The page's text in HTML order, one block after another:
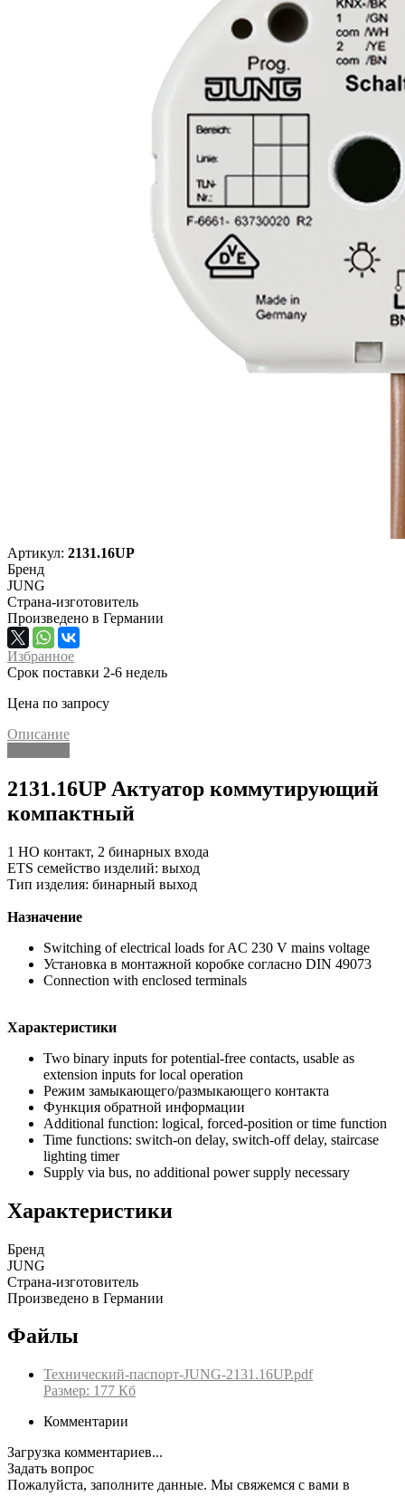
Артикул: 2131.16UP
Бренд
JUNG
Страна-изготовитель
Произведено в Германии
Избранное
Срок поставки 2-6 недель
Цена по запросу
Описание
2131.16UP Актуатор коммутирующий
компактный
1 НО контакт, 2 бинарных входа
ETS семейство изделий: выход
Тип изделия: бинарный выход
Назначение
Switching of electrical loads for AC 230 V mains voltage
Установка в монтажной коробке согласно DIN 49073
Connection with enclosed terminals
Характеристики
Two binary inputs for potential-free contacts, usable as
extension inputs for local operation
Режим замыкающего/размыкающего контакта
Функция обратной информации
Additional function: logical, forced-position or time function
Time functions: switch-on delay, switch-off delay, staircase
lighting timer
Supply via bus, no additional power supply necessary
Характеристики
Бренд
JUNG
Страна-изготовитель
Произведено в Германии
Файлы
Технический-паспорт-JUNG-2131.16UP.pdf
Размер: 177 Кб
Комментарии
Загрузка комментариев...
Задать вопрос
Пожалуйста, заполните данные. Мы свяжемся с вами в